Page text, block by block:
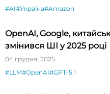
#AI#Україна#Amazon
OpenAI, Google,
змінився ШІ у 2025 році
04 грудня, 2025
#LLM#OpenAI#GPT-5.1